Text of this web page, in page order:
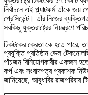
নির্বাচনে এই প্ল্যাটফর্ম তাঁকে জয়
প্রেসিডেন্ট। তাঁর নিজের
সবকিছু যুক্তরাষ্ট্রের নিয়ন্ত্রণে
টিকটকের ক্রেতা কে হতে পারে,
প্রযুক্তি প্রতিষ্ঠান ডেল
পাঁচজন বিনিয়োগকারীর একজন
কর্প এবং সংবাদপত্র প্রকাশক
জানিয়েছে, আবুধাবির রাজপরিবার